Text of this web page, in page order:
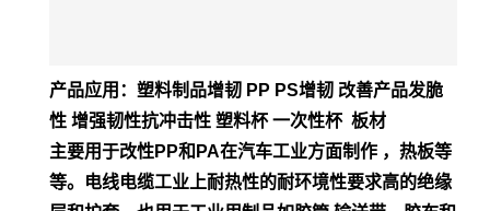
产品应用：塑料制品增韧 PP PS增韧 改善产品发脆
性 增强韧性抗冲击性 塑料杯 一次性杯 板材
主要用于改性PP和PA在汽车工业方面制作 ，热板等
等。电线电缆工业上耐热性的耐环境性要求高的绝缘